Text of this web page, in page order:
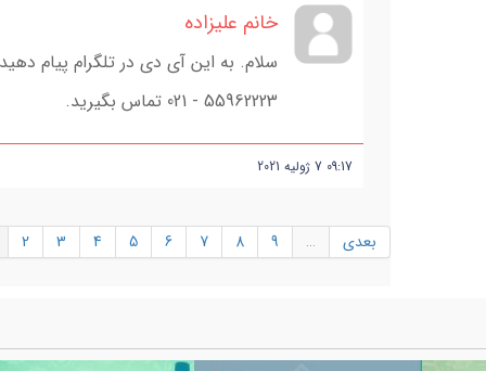
خانم علیزاده
55962223 - 021 تماس بگیرید.
09:17
7 ژولیه 2021
2 3 4 5 6 7 8 9 … بعدی